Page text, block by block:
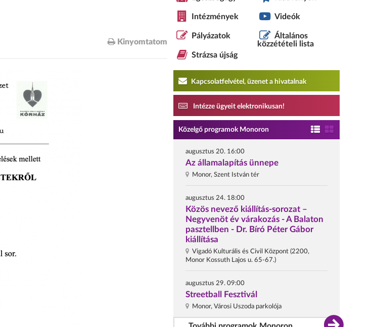
Kinyomtatom
Intézmények
Pályázatok
Strázsa újság
Videók
Általános
közzétételi lista
Kapcsolatfelvétel, üzenet a hivatalnak
Intézze ügyeit elektronikusan!
Közelgő programok Monoron
augusztus 20. 16:00
Az államalapítás ünnepe
Monor, Szent István tér
augusztus 24. 18:00
Közös nevező kiállítás-sorozat –
Negyvenöt év várakozás - A Balaton
pasztellben - Dr. Bíró Péter Gábor
kiállítása
Vigadó Kulturális és Civil Központ (2200,
Monor Kossuth Lajos u. 65-67.)
augusztus 29. 09:00
Streetball Fesztivál
Monor, Városi Uszoda parkolója